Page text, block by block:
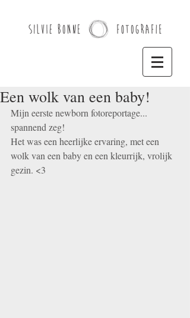
Een wolk van een baby!
Mijn eerste newborn fotoreportage...
spannend zeg!
Het was een heerlijke ervaring, met een
wolk van een baby en een kleurrijk, vrolijk
gezin. <3